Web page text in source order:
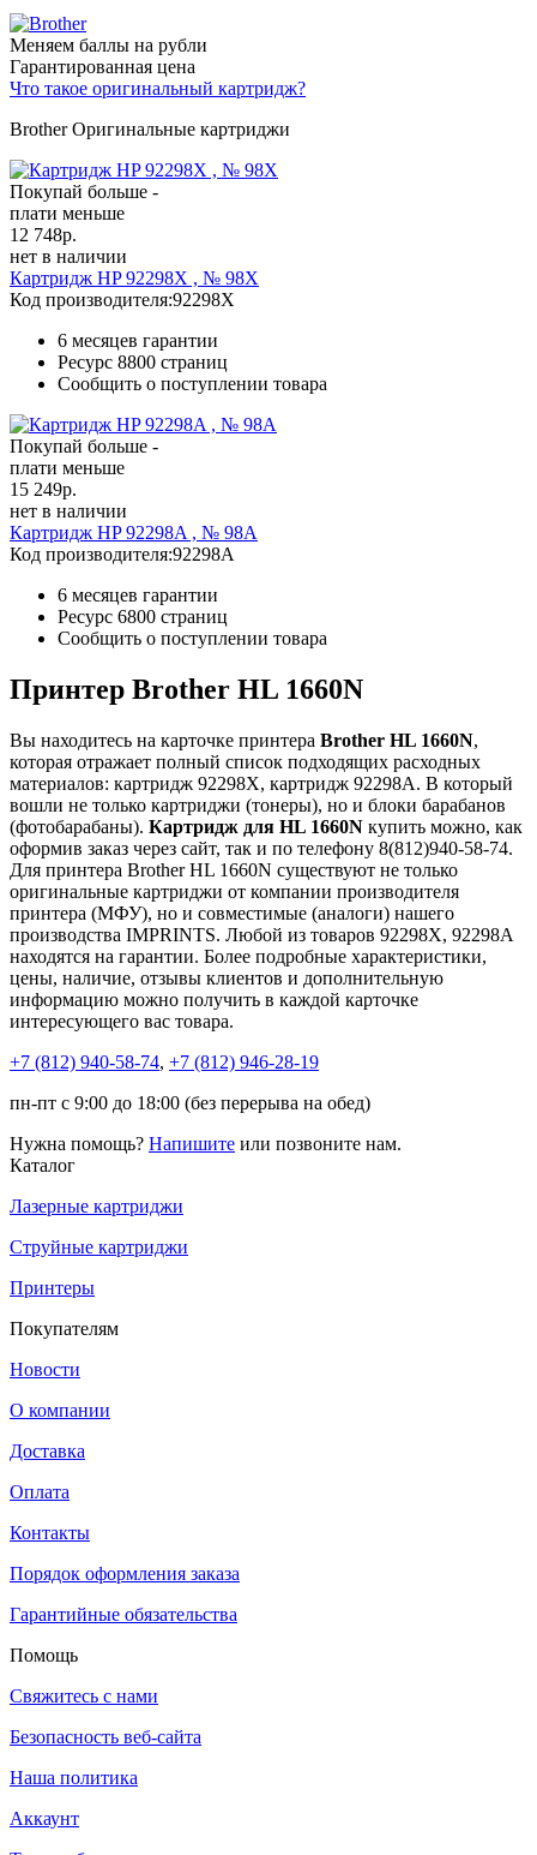
Меняем баллы на рубли
Гарантированная цена
Что такое оригинальный картридж?
Brother Оригинальные картриджи
Покупай больше -
плати меньше
12 748р.
нет в наличии
Картридж HP 92298X , № 98X
Код производителя:92298X
6 месяцев гарантии
Ресурс 8800 страниц
Сообщить о поступлении товара
Покупай больше -
плати меньше
15 249р.
нет в наличии
Картридж HP 92298A , № 98A
Код производителя:92298A
6 месяцев гарантии
Ресурс 6800 страниц
Сообщить о поступлении товара
Принтер Brother HL 1660N
Вы находитесь на карточке принтера Brother HL 1660N,
которая отражает полный список подходящих расходных
материалов: картридж 92298X, картридж 92298A. В который
вошли не только картриджи (тонеры), но и блоки барабанов
(фотобарабаны). Картридж для HL 1660N купить можно, как
оформив заказ через сайт, так и по телефону 8(812)940-58-74.
Для принтера Brother HL 1660N существуют не только
оригинальные картриджи от компании производителя
принтера (МФУ), но и совместимые (аналоги) нашего
производства IMPRINTS. Любой из товаров 92298X, 92298A
находятся на гарантии. Более подробные характеристики,
цены, наличие, отзывы клиентов и дополнительную
информацию можно получить в каждой карточке
интересующего вас товара.
+7 (812) 940-58-74, +7 (812) 946-28-19
пн-пт с 9:00 до 18:00 (без перерыва на обед)
Нужна помощь? Напишите или позвоните нам.
Каталог
Лазерные картриджи
Струйные картриджи
Принтеры
Покупателям
Новости
О компании
Доставка
Оплата
Контакты
Порядок оформления заказа
Гарантийные обязательства
Помощь
Свяжитесь с нами
Безопасность веб-сайта
Наша политика
Аккаунт